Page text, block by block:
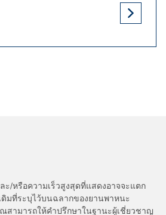
/หรือความเร็วสูงสุดที่แสดงอาจจะแตก
ดิมที่ระบุไว้บนฉลากของยานพาหนะ
สามารถให้คำปรึกษาในฐานะผู้เชี่ยวชาญ